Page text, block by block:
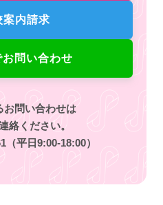
案内請求
問い合わせ
お問い合わせは
絡ください。
（平日9:00-18:00）